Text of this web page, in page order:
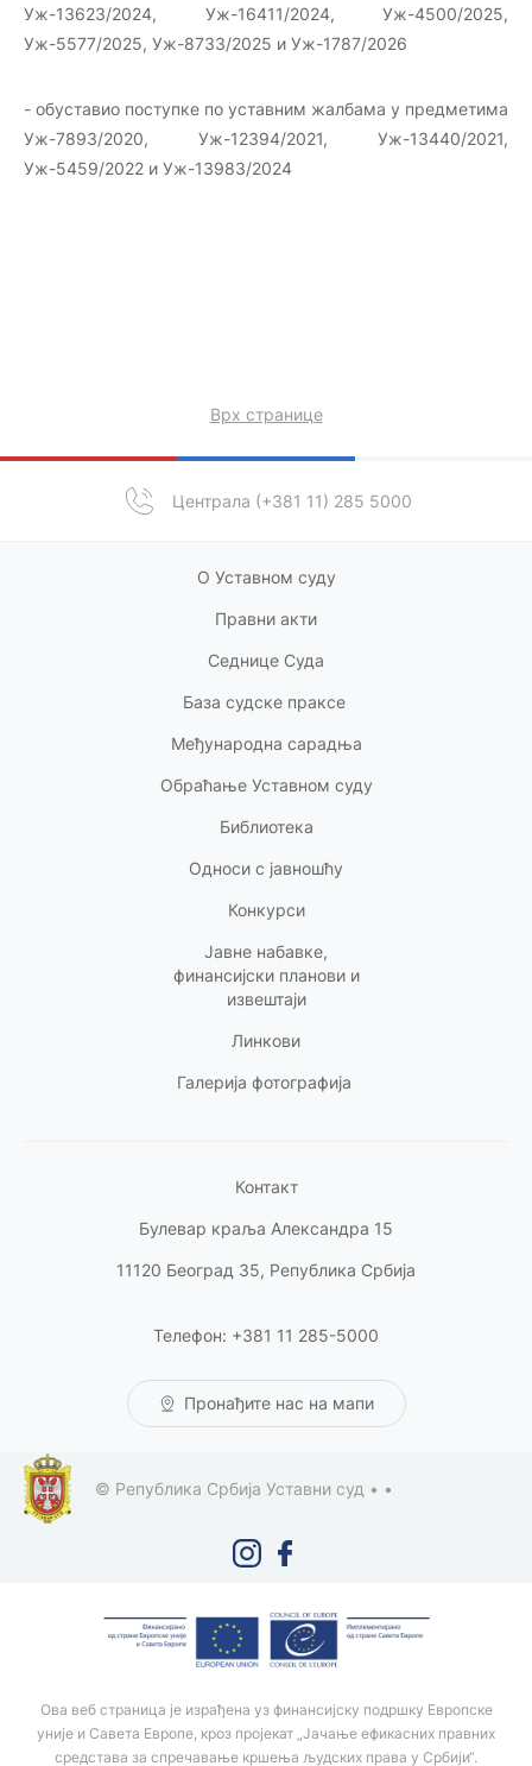
Уж-13623/2024, Уж-16411/2024, Уж-4500/2025,
Уж-5577/2025, Уж-8733/2025 и Уж-1787/2026
- обуставио поступке по уставним жалбама у предметима
Уж-7893/2020, Уж-12394/2021, Уж-13440/2021,
Уж-5459/2022 и Уж-13983/2024
Централа (+381 11) 285 5000
Врх странице
О Уставном суду
Правни акти
Седнице Суда
База судске праксе
Међународна сарадња
Обраћање Уставном суду
Библиотека
Односи с јавношћу
Конкурси
Јавне набавке,
финансијски планови и
извештаји
Линкови
Галерија фотографија
Контакт
Булевар краља Александра 15
11120 Београд 35, Република Србија
Телефон: +381 11 285-5000
Пронађите нас на мапи
© Република Србија Уставни суд • •
Ова веб страница је израђена уз финансијску подршку Европске
уније и Савета Европе, кроз пројекат „Јачање ефикасних правних
средстава за спречавање кршења људских права у Србији“.